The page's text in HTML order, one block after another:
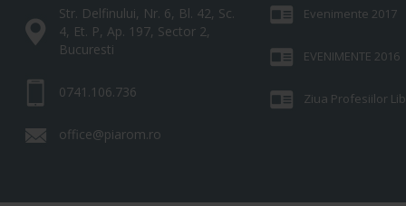
Str. Delfinului, Nr. 6, Bl. 42, Sc.
4, Et. P, Ap. 197, Sector 2,
Bucuresti
0741.106.736
office@piarom.ro
Evenimente 2017
EVENIMENTE 2016
Ziua Profesiilor